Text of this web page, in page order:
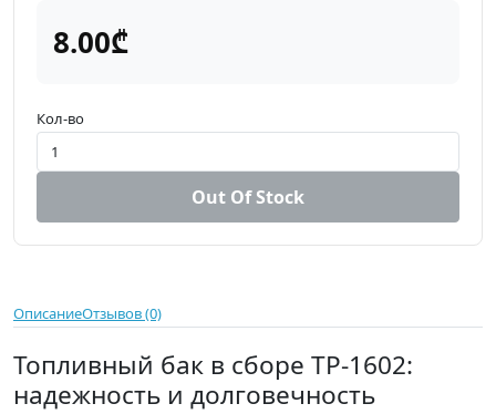
8.00₾
Кол-во
Out Of Stock
ОписаниеОтзывов (0)
Топливный бак в сборе TP-1602:
надежность и долговечность